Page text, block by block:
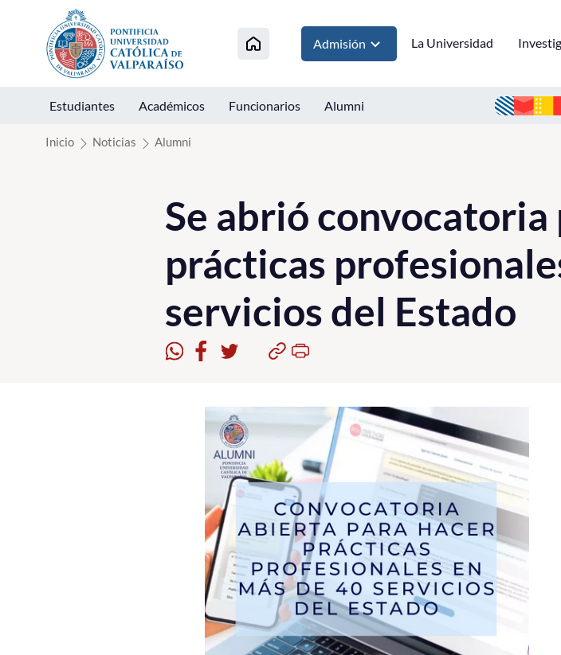
Click acá para ir directamente al contenido
Admisión La Universidad
Estudiantes Académicos Funcionarios Alumni
Inicio Noticias Alumni
Se abrió convocatoria
prácticas
servicios del Estado